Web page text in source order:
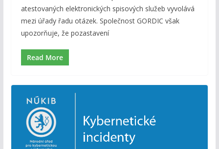
atestovaných elektronických spisových služeb vyvolává
mezi úřady řadu otázek. Společnost GORDIC však
upozorňuje, že pozastavení
Read More